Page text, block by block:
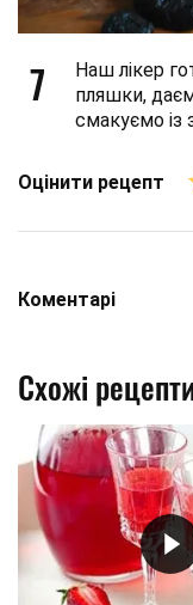
7
Наш лікер
пляшки,
смакуємо із
Оцінити рецепт
Коментарі
Схожі